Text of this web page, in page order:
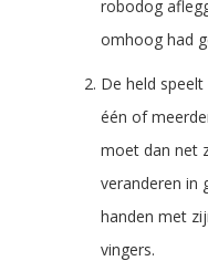
robodog
omhoog had
De held
één of
moet dan net
veranderen in
handen met
vingers.